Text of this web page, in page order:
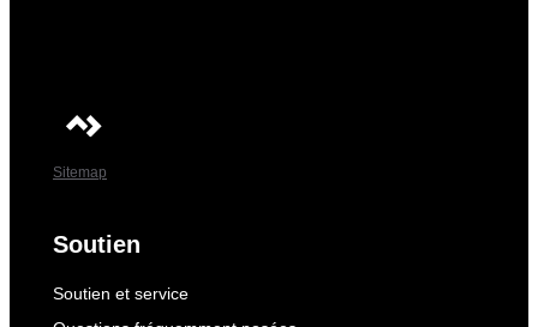
Sitemap
Soutien
Soutien et service